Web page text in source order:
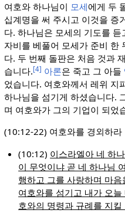
여호와 하나님이 모세에게 두
십계명을 써 주시고 이것을 증
다. 하나님은 모세의 기도를
자비를 베풀어 모세가 준비 한
다. 두 번째 돌판은 처음 것과
습니다.[4] 아론은 죽고 그 아들
었습니다. 여호와께서 레위 지
하나님을 섬기게 하셨습니다.
며 여호와가 그의 기업이 되었
(10:12-22) 여호와를 경외하라
(10:12) 이스라엘아 네 하
이 무엇이냐 곧 네 하나님
행하고 그를 사랑하며 마
여호와를 섬기고 내가 오
호와의 명령과 규례를 지